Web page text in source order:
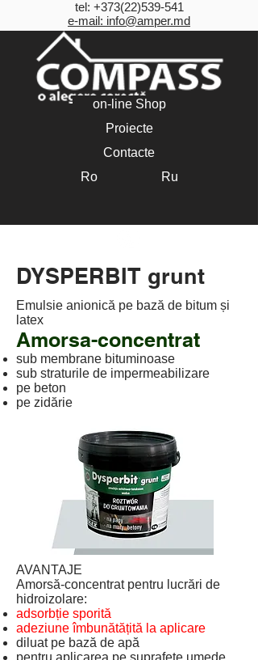
tel: +373(22)539-541
e-mail: info@amper.md
on-line Shop
Proiecte
Contacte
Ro
Ru
DYSPERBIT grunt
Emulsie anionică pe bază de bitum și
latex
Amorsa-concentrat
sub membrane bituminoase
sub straturile de impermeabilizare
pe beton
pe zidărie
AVANTAJE
Amorsă-concentrat pentru lucrări de
hidroizolare:
adsorbție sporită
adeziune îmbunătățită la aplicare
diluat pe bază de apă
pentru aplicarea pe suprafețe umede